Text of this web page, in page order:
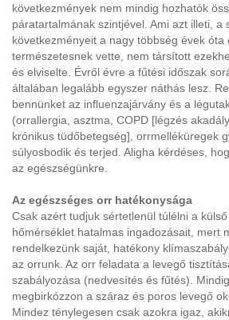
következmények nem mindig hozhatók
páratartalmának szintjével. Ami azt illeti, a
következményeit a nagy többség évek
természetesnek vette, nem társított
és elviselte. Évről évre a fűtési időszak
általában legalább egyszer náthás lesz.
bennünket az influenzajárvány és a
(orrallergia, asztma, COPD [légzés
krónikus tüdőbetegség], orrmelléküregek
súlyosbodik és terjed. Aligha kérdéses,
az egészségünkre.
Az egészséges orr hatékonysága
Csak azért tudjuk sértetlenül túlélni a
hőmérséklet hatalmas ingadozásait, mert
rendelkezünk saját, hatékony
az orrunk. Az orr feladata a levegő
szabályozása (nedvesítés és fűtés).
megbirkózzon a száraz és poros levegő
Mindez ténylegesen csak azokra igaz,